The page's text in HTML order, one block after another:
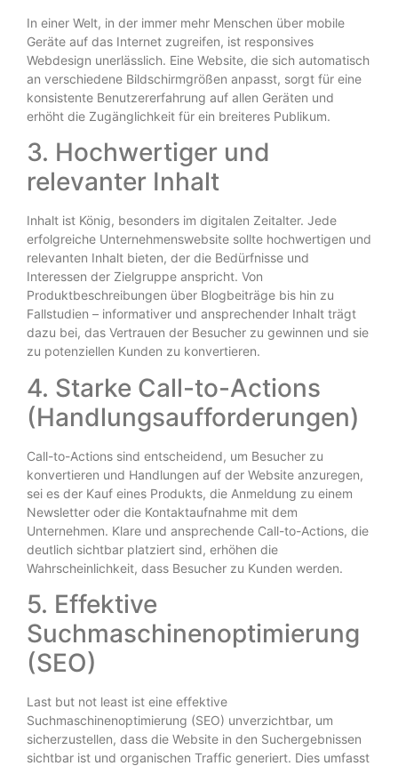
In einer Welt, in der immer mehr Menschen über mobile
Geräte auf das Internet zugreifen, ist responsives
Webdesign unerlässlich. Eine Website, die sich automatisch
an verschiedene Bildschirmgrößen anpasst, sorgt für eine
konsistente Benutzererfahrung auf allen Geräten und
erhöht die Zugänglichkeit für ein breiteres Publikum.
3. Hochwertiger und
relevanter Inhalt
Inhalt ist König, besonders im digitalen Zeitalter. Jede
erfolgreiche Unternehmenswebsite sollte hochwertigen und
relevanten Inhalt bieten, der die Bedürfnisse und
Interessen der Zielgruppe anspricht. Von
Produktbeschreibungen über Blogbeiträge bis hin zu
Fallstudien – informativer und ansprechender Inhalt trägt
dazu bei, das Vertrauen der Besucher zu gewinnen und sie
zu potenziellen Kunden zu konvertieren.
4. Starke Call-to-Actions
(Handlungsaufforderungen)
Call-to-Actions sind entscheidend, um Besucher zu
konvertieren und Handlungen auf der Website anzuregen,
sei es der Kauf eines Produkts, die Anmeldung zu einem
Newsletter oder die Kontaktaufnahme mit dem
Unternehmen. Klare und ansprechende Call-to-Actions, die
deutlich sichtbar platziert sind, erhöhen die
Wahrscheinlichkeit, dass Besucher zu Kunden werden.
5. Effektive
Suchmaschinenoptimierung
(SEO)
Last but not least ist eine effektive
Suchmaschinenoptimierung (SEO) unverzichtbar, um
sicherzustellen, dass die Website in den Suchergebnissen
sichtbar ist und organischen Traffic generiert. Dies umfasst